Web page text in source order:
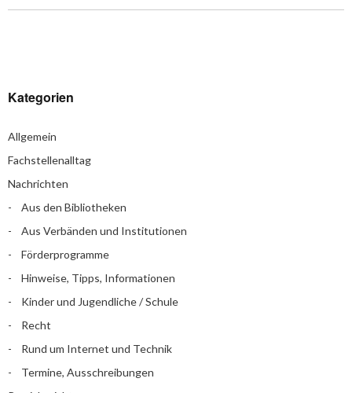
Kategorien
Allgemein
Fachstellenalltag
Nachrichten
Aus den Bibliotheken
Aus Verbänden und Institutionen
Förderprogramme
Hinweise, Tipps, Informationen
Kinder und Jugendliche / Schule
Recht
Rund um Internet und Technik
Termine, Ausschreibungen